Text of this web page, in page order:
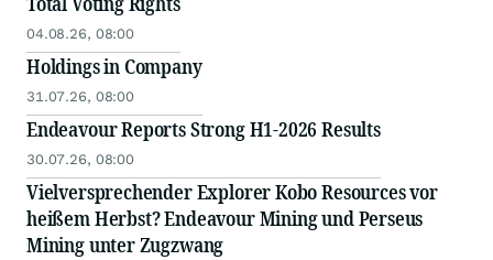
04.08.26, 08:00
Holdings in Company
31.07.26, 08:00
Endeavour Reports Strong H1-2026 Results
30.07.26, 08:00
Vielversprechender Explorer Kobo Resources vor
heißem Herbst? Endeavour Mining und Perseus
Mining unter Zugzwang